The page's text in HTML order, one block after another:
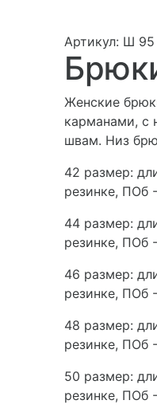
Артикул: Ш 95
Женские
карманами, с
швам. Низ
42 размер:
резинке, ПОб
44 размер:
резинке, ПОб
46 размер:
резинке, ПОб
48 размер:
резинке, ПОб
50 размер:
резинке, ПОб